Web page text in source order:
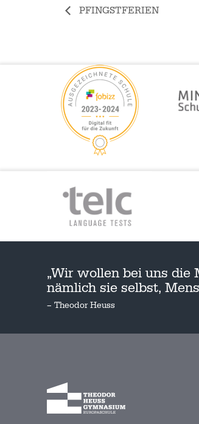
PFINGSTFERIEN
„Wir wollen bei uns die
nämlich sie selbst,
– Theodor Heuss